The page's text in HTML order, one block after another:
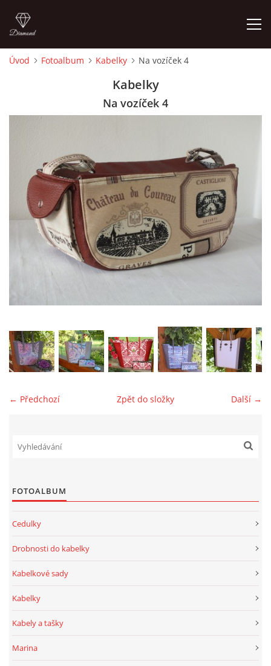
MOJE POSLEDNÍ PRÁCE
© 2025 eStránky.cz
Úvod Fotoalbum Kabelky Na vozíček 4
Kabelky
Na vozíček 4
← Předchozí Další →
Zpět do složky
FOTOALBUM
Cedulky
Drobnosti do kabelky
Kabelkové sady
Kabelky
Kabely a tašky
Marina